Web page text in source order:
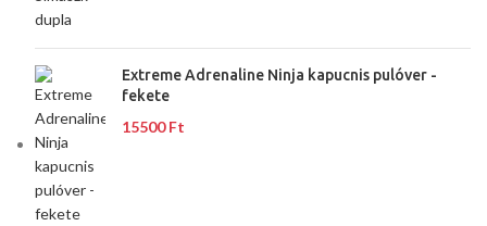
Extreme Adrenaline Ninja kapucnis pulóver -
fekete
15500Ft